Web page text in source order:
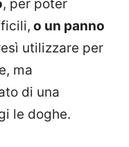
, per poter
o un panno
utilizzare per
ma
di una
le doghe.